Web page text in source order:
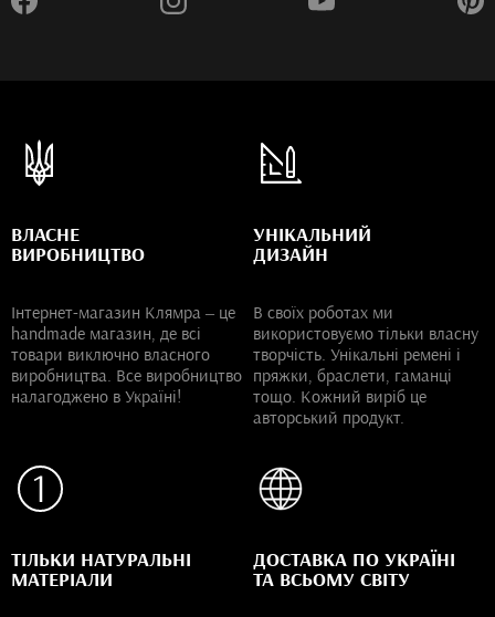
ВЛАСНЕ
ВИРОБНИЦТВО
Інтернет-магазин Клямра – це
handmade магазин, де всі
товари виключно власного
виробництва. Все виробництво
налагоджено в Україні!
УНІКАЛЬНИЙ
ДИЗАЙН
В своїх роботах ми
використовуємо тільки власну
творчість. Унікальні ремені і
пряжки, браслети, гаманці
тощо. Кожний виріб це
авторський продукт.
ТІЛЬКИ НАТУРАЛЬНІ
МАТЕРІАЛИ
ДОСТАВКА ПО УКРАЇНІ
ТА ВСЬОМУ СВІТУ